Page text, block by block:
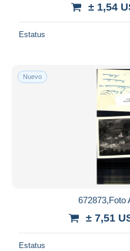
± 1,54
Estatus
Nuevo
672873,Foto
± 7,51
Estatus